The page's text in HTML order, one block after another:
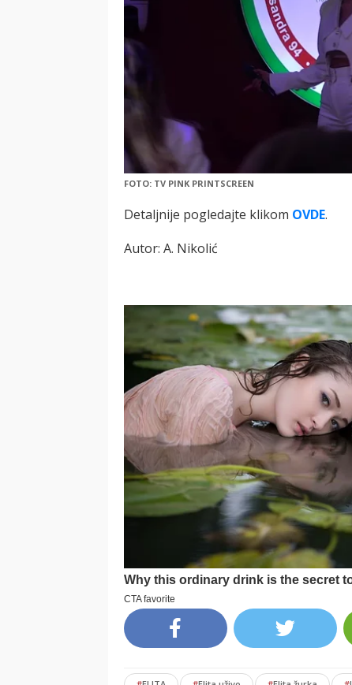
FOTO: TV PINK PRINTSCREEN
Detaljnije pogledajte klikom OVDE.
Autor: A. Nikolić